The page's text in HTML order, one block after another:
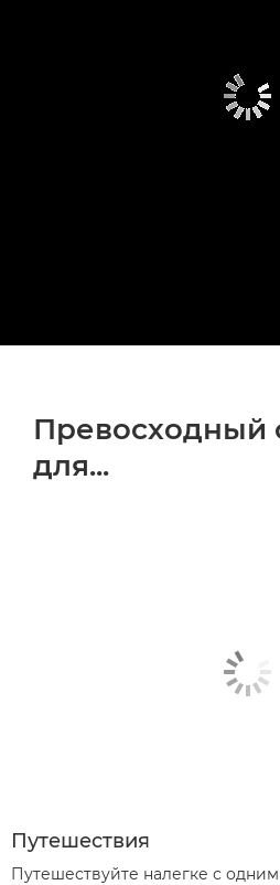
Превосходный
для...
Путешествия
Путешествуйте налегке с